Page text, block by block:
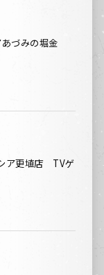
づみの堀金
ア更埴店 TVゲ